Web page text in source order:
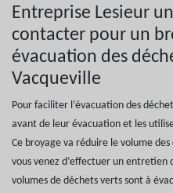
Entreprise Lesieur
contacter pour un
évacuation des
Vacqueville
Pour faciliter l’évacuation des
avant de leur évacuation et les
Ce broyage va réduire le volume
vous venez d’effectuer un
volumes de déchets verts sont à